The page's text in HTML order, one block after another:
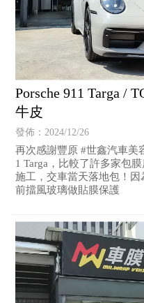
Porsche 911 Targa /
牛皮
發佈：2024/12/26
再次感謝豐原 #世鑫汽車美
1 Targa，比較了許多家包
施工，交車當天落地包！
前擋風玻璃做貼膜保護